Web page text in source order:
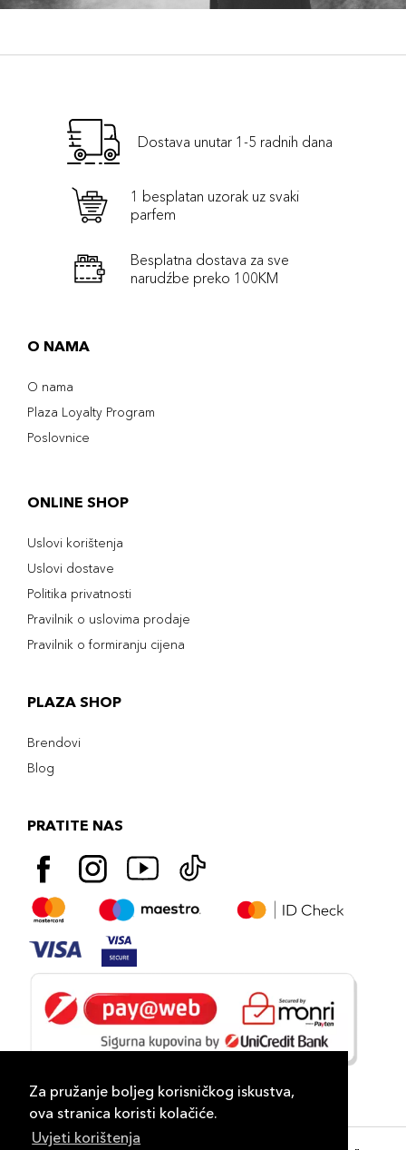
Za pružanje boljeg korisničkog iskustva,
ova stranica koristi kolačiće.
Uvjeti korištenja
Dostava unutar 1-5 radnih dana
1 besplatan uzorak uz svaki
parfem
Besplatna dostava za sve
narudźbe preko 100KM
O NAMA
O nama
Plaza Loyalty Program
Poslovnice
ONLINE SHOP
Uslovi korištenja
Uslovi dostave
Politika privatnosti
Pravilnik o uslovima prodaje
Pravilnik o formiranju cijena
PLAZA SHOP
Brendovi
Blog
PRATITE NAS